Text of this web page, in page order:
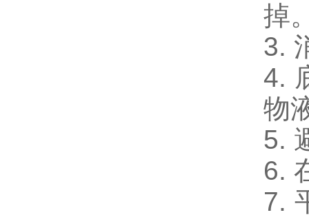
掉
3.
4.
物
5.
6.
7.